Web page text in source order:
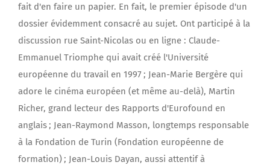
fait d'en faire un papier. En fait, le premier épisode d'un
dossier évidemment consacré au sujet. Ont participé à la
discussion rue Saint-Nicolas ou en ligne : Claude-
Emmanuel Triomphe qui avait créé l'Université
européenne du travail en 1997 ; Jean-Marie Bergère qui
adore le cinéma européen (et même au-delà), Martin
Richer, grand lecteur des Rapports d'Eurofound en
anglais ; Jean-Raymond Masson, longtemps responsable
à la Fondation de Turin (Fondation européenne de
formation) ; Jean-Louis Dayan, aussi attentif à